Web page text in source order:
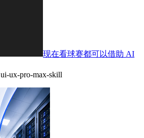
现在看球赛都可以借助 AI
ui-ux-pro-max-skill